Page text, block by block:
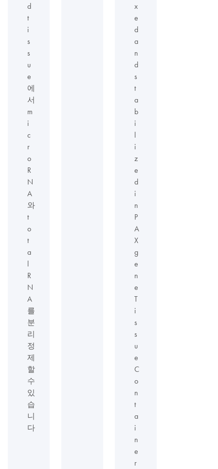
d
t
i
s
s
u
e
에
서
m
i
c
r
o
R
N
A
와
t
o
t
a
l
R
N
A
를
분
리
정
제
할
수
있
습
니
다
x
e
d
a
n
d
s
t
a
b
i
l
i
z
e
d
i
n
P
A
X
g
e
n
e
T
i
s
s
u
e
C
o
n
t
a
i
n
e
r